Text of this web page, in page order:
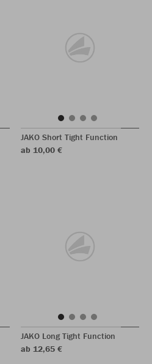
JAKO Short Tight Function
ab 10,00 €
JAKO Long Tight Function
ab 12,65 €